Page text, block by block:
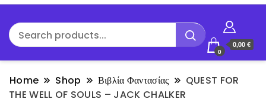
0
0,00 €
Home Shop Βιβλία Φαντασίας
QUEST FOR
THE WELL OF SOULS – JACK CHALKER